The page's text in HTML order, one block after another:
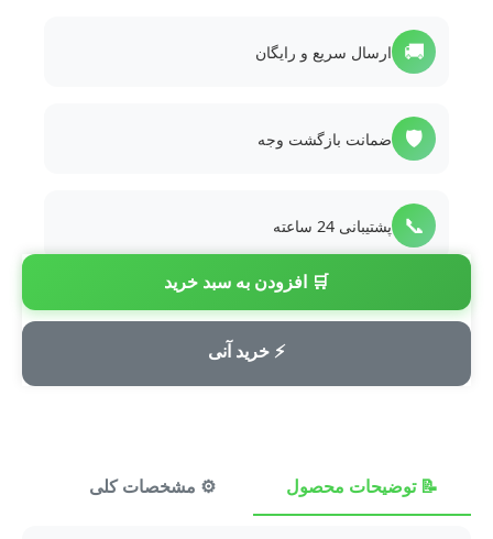
🛒 افزودن به سبد خرید
⚡ خرید آنی
🚚 ارسال سریع و رایگان
🛡️ ضمانت بازگشت وجه
📞 پشتیبانی 24 ساعته
💳 پرداخت امن
📝 توضیحات محصول ⚙️ مشخصات کلی